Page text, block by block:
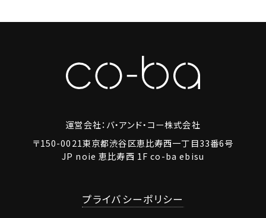
運営会社：バ・アンド・コー株式会社
〒150-0021東京都渋谷区恵比寿西一丁目33番6号
JP noie 恵比寿西 1F co-ba ebisu
プライバシーポリシー